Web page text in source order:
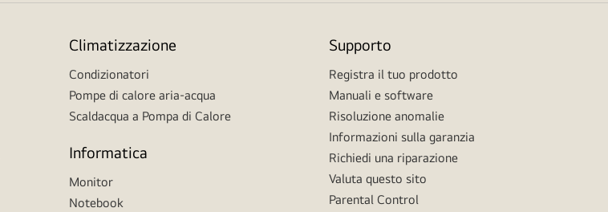
Climatizzazione
Condizionatori
Pompe di calore aria-acqua
Scaldacqua a Pompa di Calore
Informatica
Monitor
Notebook
Supporto
Registra il tuo prodotto
Manuali e software
Risoluzione anomalie
Informazioni sulla garanzia
Richiedi una riparazione
Valuta questo sito
Parental Control